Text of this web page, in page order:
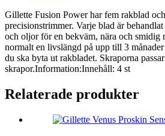
Gillette Fusion Power har fem rakblad
precisionstrimmer. Varje blad är
och oljor för en bekväm, nära och smidig
normalt en livslängd på upp till 3
du ska byta ut rakbladet. Skraporna
skrapor.Information:Innehåll: 4 st
Relaterade produkter